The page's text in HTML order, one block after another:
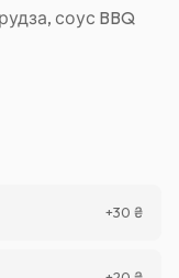
соус BBQ
+30 ₴